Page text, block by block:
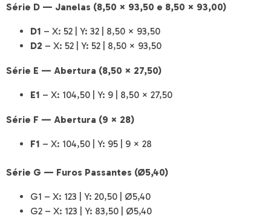
Série D — Janelas (8,50 × 93,50 e 8,50 × 93,00)
D1 – X: 52 | Y: 32 | 8,50 × 93,50
D2 – X: 52 | Y: 52 | 8,50 × 93,50
Série E — Abertura (8,50 × 27,50)
E1 – X: 104,50 | Y: 9 | 8,50 × 27,50
Série F — Abertura (9 × 28)
F1 – X: 104,50 | Y: 95 | 9 × 28
Série G — Furos Passantes (Ø5,40)
G1 – X: 123 | Y: 20,50 | Ø5,40
G2 – X: 123 | Y: 83,50 | Ø5,40